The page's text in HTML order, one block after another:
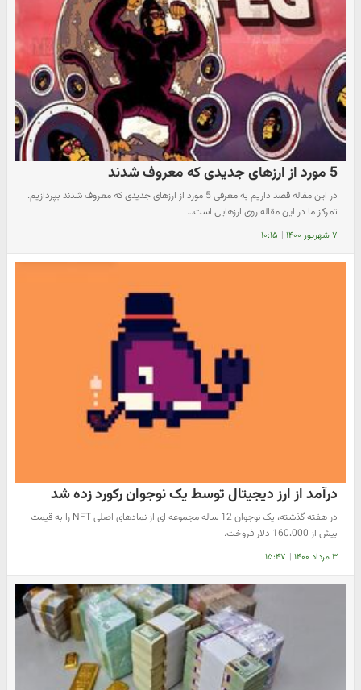
5 مورد از ارزهای جدیدی که معروف شدند
در این مقاله قصد داریم به معرفی 5 مورد از ارزهای جدیدی که معروف شدند بپردازیم.
تمرکز ما در این مقاله روی ارزهایی است…
۷ شهریور ۱۴۰۰ | ۱۰:۱۵
درآمد از ارز دیجیتال توسط یک نوجوان رکورد زده شد
در هفته گذشته، یک نوجوان 12 ساله مجموعه ای از نمادهای اصلی NFT را به قیمت
بیش از 160،000 دلار فروخت.
۳ مرداد ۱۴۰۰ | ۱۵:۴۷